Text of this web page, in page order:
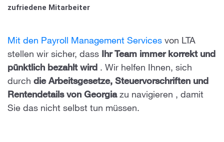
zufriedene Mitarbeiter
Mit den Payroll Management Services von LTA
stellen wir sicher, dass Ihr Team immer korrekt und
pünktlich bezahlt wird . Wir helfen Ihnen, sich
durch die Arbeitsgesetze, Steuervorschriften und
Rentendetails von Georgiazu navigieren , damit
Sie das nicht selbst tun müssen.